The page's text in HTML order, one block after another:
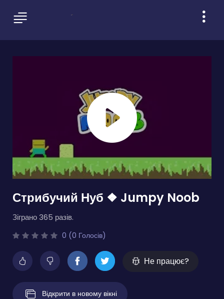
Стрибучий Нуб ❖ Jumpy Noob
Зіграно 365 разів.
0 (0 Голосів)
Не працює?
Відкрити в новому вікні